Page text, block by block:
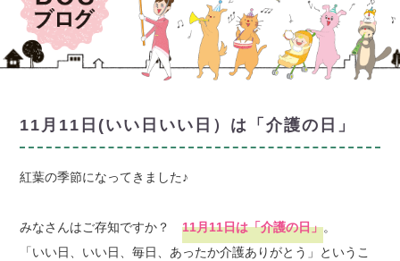
11月11日(いい日いい日）は「介護の日」
紅葉の季節になってきました♪
みなさんはご存知ですか？ 11月11日は「介護の日」。
「いい日、いい日、毎日、あったか介護ありがとう」というこ